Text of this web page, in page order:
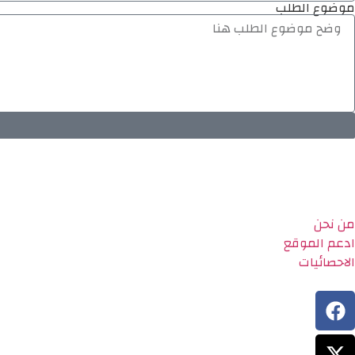
موضوع الطلب
من نحن
ادعم الموقع
الاحصائيات